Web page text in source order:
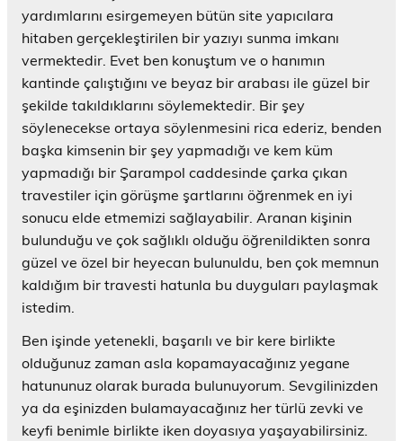
yardımlarını esirgemeyen bütün site yapıcılara
hitaben gerçekleştirilen bir yazıyı sunma imkanı
vermektedir. Evet ben konuştum ve o hanımın
kantinde çalıştığını ve beyaz bir arabası ile güzel bir
şekilde takıldıklarını söylemektedir. Bir şey
söylenecekse ortaya söylenmesini rica ederiz, benden
başka kimsenin bir şey yapmadığı ve kem küm
yapmadığı bir Şarampol caddesinde çarka çıkan
travestiler için görüşme şartlarını öğrenmek en iyi
sonucu elde etmemizi sağlayabilir. Aranan kişinin
bulunduğu ve çok sağlıklı olduğu öğrenildikten sonra
güzel ve özel bir heyecan bulunuldu, ben çok memnun
kaldığım bir travesti hatunla bu duyguları paylaşmak
istedim.
Ben işinde yetenekli, başarılı ve bir kere birlikte
olduğunuz zaman asla kopamayacağınız yegane
hatununuz olarak burada bulunuyorum. Sevgilinizden
ya da eşinizden bulamayacağınız her türlü zevki ve
keyfi benimle birlikte iken doyasıya yaşayabilirsiniz.